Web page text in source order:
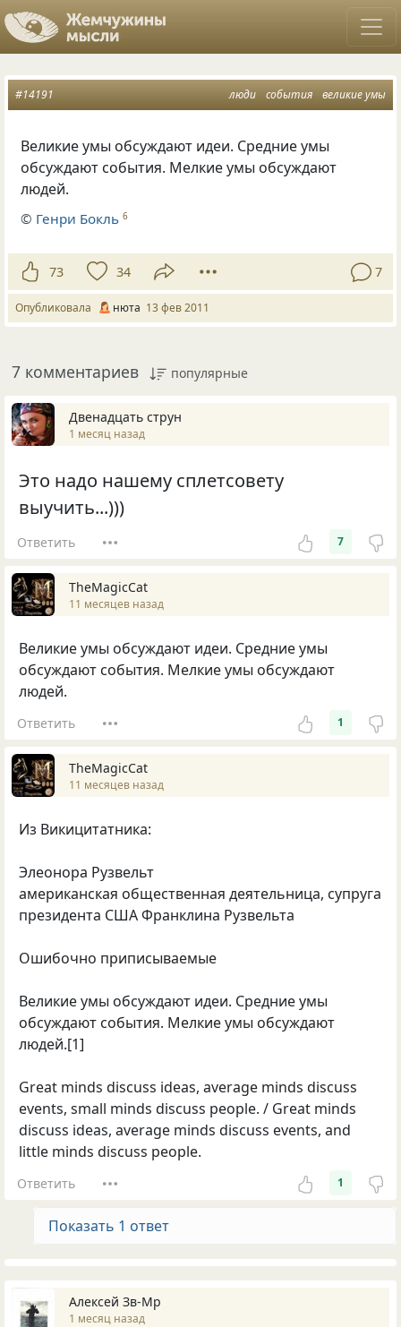
люди события великие умы
#14191
Великие умы обсуждают идеи. Средние умы
обсуждают события. Мелкие умы обсуждают
людей.
© Генри Бокль 6
73 34 7
Опубликовала нюта 13 фев 2011
7 комментариев популярные
Двенадцать струн
1 месяц назад
Это надо нашему сплетсовету
выучить...)))
Ответить 7
TheMagicCat
11 месяцев назад
Великие умы обсуждают идеи. Средние умы
обсуждают события. Мелкие умы обсуждают
людей.
Ответить 1
TheMagicCat
11 месяцев назад
Из Викицитатника:
Элеонора Рузвельт
американская общественная деятельница, супруга
президента США Франклина Рузвельта
Ошибочно приписываемые
Великие умы обсуждают идеи. Средние умы
обсуждают события. Мелкие умы обсуждают
людей.[1]
Great minds discuss ideas, average minds discuss
events, small minds discuss people. / Great minds
discuss ideas, average minds discuss events, and
little minds discuss people.
Ответить 1
Показать 1 ответ
Алексей Зв-Mp
1 месяц назад